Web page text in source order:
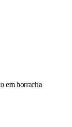
em borracha